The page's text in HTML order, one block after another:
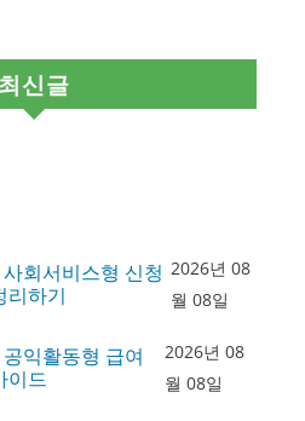
최신글
회서비스형 신청
리하기
2026년 08
월 08일
익활동형 급여
이드
2026년 08
월 08일